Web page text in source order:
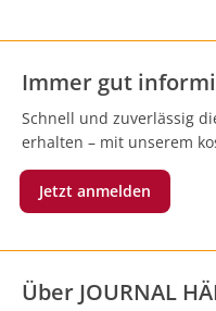
Immer gut
Schnell und zuverlässig
erhalten – mit unserem
Jetzt anmelden
Über JOURNAL